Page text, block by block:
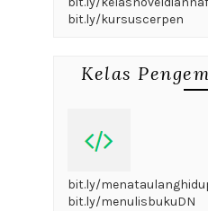
bit.ly/kursuscerpen
Kelas
bit.ly/
bit.ly/menulisbukuDN